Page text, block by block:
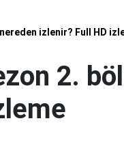
izlenir? Full HD
2.